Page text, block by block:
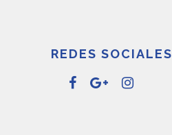
REDES SOCIALES